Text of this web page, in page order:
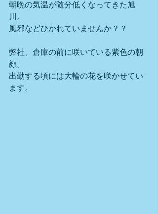
朝晩の気温が随分低くなってきた旭
川。
風邪などひかれていませんか？？
弊社、倉庫の前に咲いている紫色の朝
顔。
出勤する頃には大輪の花を咲かせてい
ます。